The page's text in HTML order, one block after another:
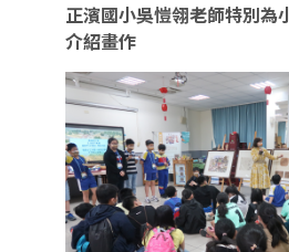
正濱國小吳愷翎老師特別為
介紹畫作